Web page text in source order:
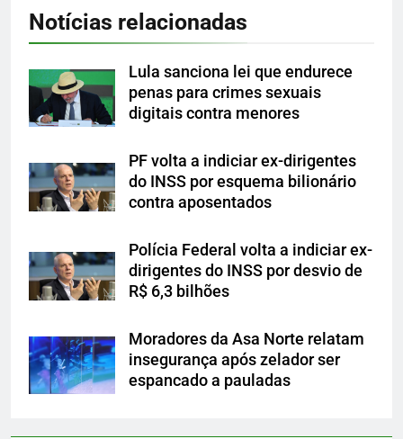
Notícias relacionadas
Lula sanciona lei que endurece
penas para crimes sexuais
digitais contra menores
PF volta a indiciar ex-dirigentes
do INSS por esquema bilionário
contra aposentados
Polícia Federal volta a indiciar ex-
dirigentes do INSS por desvio de
R$ 6,3 bilhões
Moradores da Asa Norte relatam
insegurança após zelador ser
espancado a pauladas